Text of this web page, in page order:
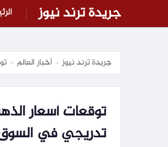
جريدة ترند نيوز
جريدة ترند نيوز » أخبار العالم »
توقعات أسعار
تدريجي في